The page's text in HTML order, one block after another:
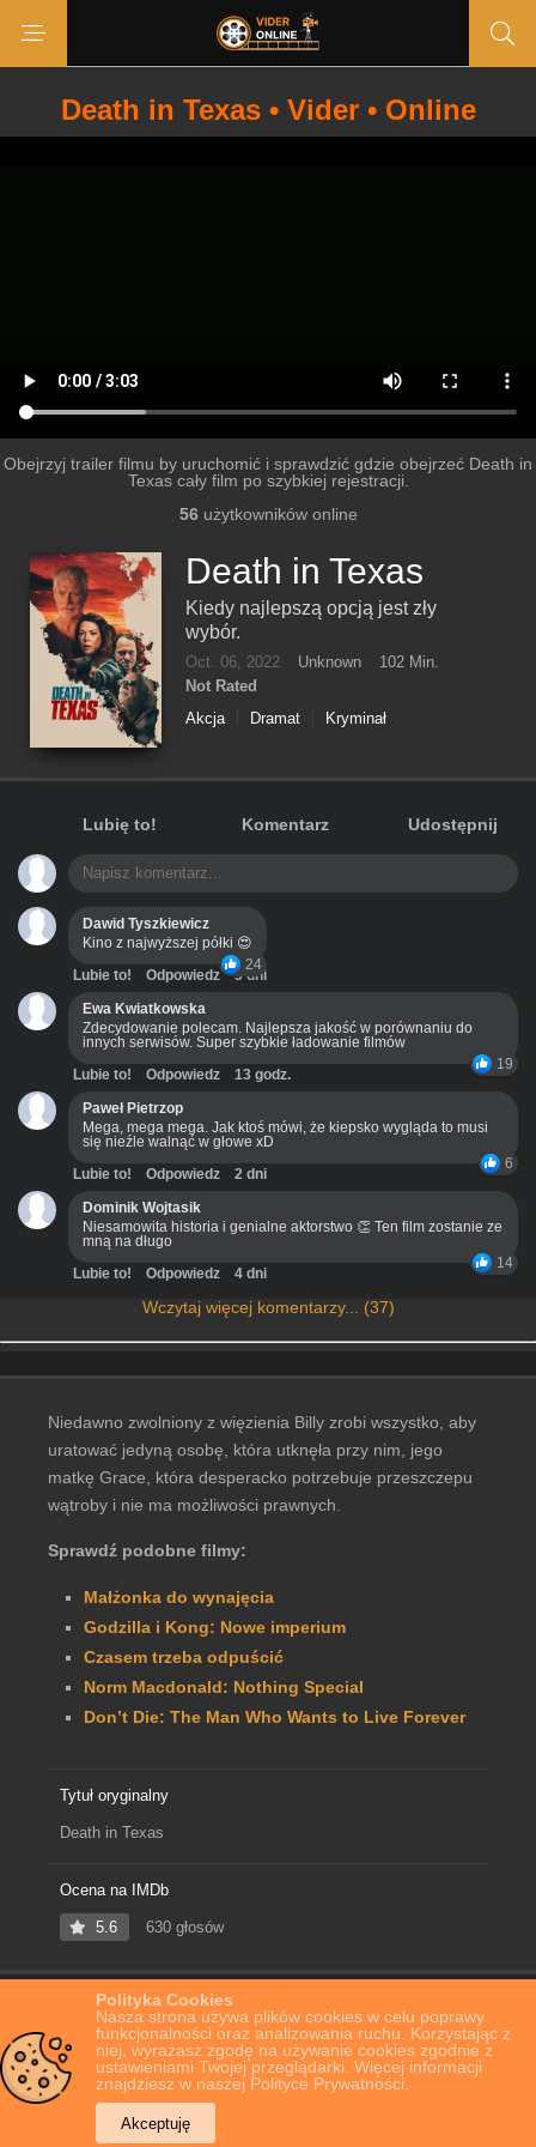
Polityka Cookies
Nasza strona używa plików cookies w celu poprawy
funkcjonalności oraz analizowania ruchu. Korzystając z
niej, wyrażasz zgodę na używanie cookies zgodnie z
ustawieniami Twojej przeglądarki. Więcej informacji
znajdziesz w naszej Polityce Prywatności.
Akceptuję
Death in Texas • Vider • Online
Obejrzyj trailer filmu by uruchomić i sprawdzić gdzie obejrzeć Death in
Texas cały film po szybkiej rejestracji.
56użytkowników online
Death in Texas
Kiedy najlepszą opcją jest zły
wybór.
Oct. 06, 2022 Unknown
102 Min.
Not Rated
Akcja
Dramat Kryminał
Lubię to! Komentarz Udostępnij
Dawid Tyszkiewicz
Kino z najwyższej półki 😍
24
Lubie to! Odpowiedz
3 dni
Ewa Kwiatkowska
Zdecydowanie polecam. Najlepsza jakość w porównaniu do
innych serwisów. Super szybkie ładowanie filmów
19
Lubie to! Odpowiedz
13 godz.
Paweł Pietrzop
Mega, mega mega. Jak ktoś mówi, że kiepsko wygląda to musi
się nieźle walnąć w głowe xD
6
Lubie to! Odpowiedz
2 dni
Dominik Wojtasik
Niesamowita historia i genialne aktorstwo 👏 Ten film zostanie ze
mną na długo
14
Lubie to! Odpowiedz 4 dni
Wczytaj więcej komentarzy... (37)
Niedawno zwolniony z więzienia Billy zrobi wszystko, aby
uratować jedyną osobę, która utknęła przy nim, jego
matkę Grace, która desperacko potrzebuje przeszczepu
wątroby i nie ma możliwości prawnych.
Sprawdź podobne filmy:
Małżonka do wynajęcia
Godzilla i Kong: Nowe imperium
Czasem trzeba odpuścić
Norm Macdonald: Nothing Special
Don’t Die: The Man Who Wants to Live Forever
Tytuł oryginalny
Death in Texas
Ocena na IMDb
5.6 630 głosów
Film Online Death in Texas